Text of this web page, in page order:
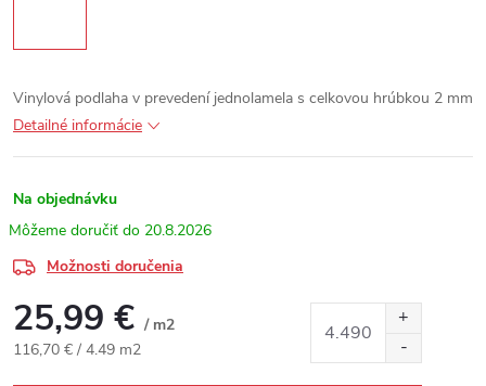
Vinylová podlaha v prevedení jednolamela s celkovou hrúbkou 2 mm
Detailné informácie
Na objednávku
20.8.2026
Možnosti doručenia
25,99 € / m2
Jednotková cena:
116,70 € / 4.49 m2